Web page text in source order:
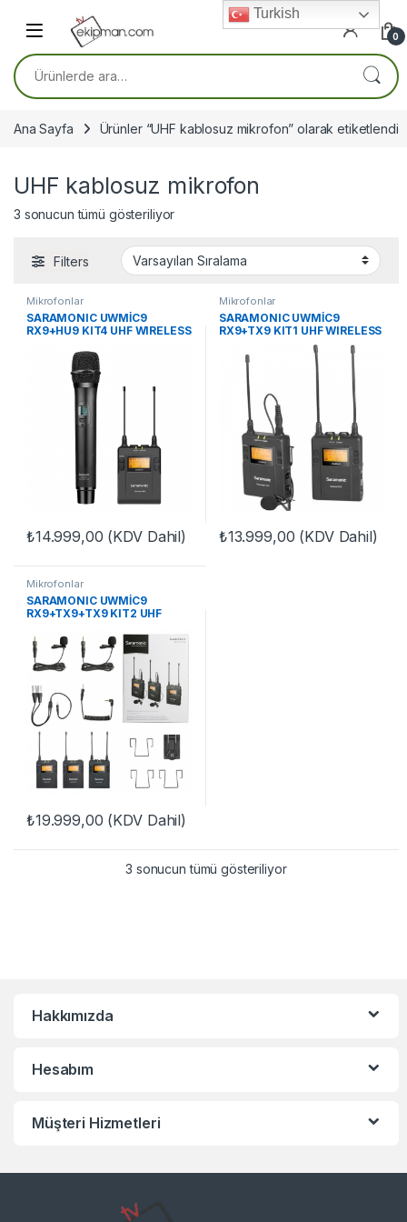
0
Ara:
Ana Sayfa Ürünler “UHF kablosuz mikrofon” olarak etiketlendi
UHF kablosuz mikrofon
3 sonucun tümü gösteriliyor
Filters
Mikrofonlar
SARAMONIC UWMİC9
RX9+HU9 KIT4 UHF WIRELESS
₺14.999,00 (KDV Dahil)
Mikrofonlar
SARAMONIC UWMİC9
RX9+TX9 KIT1 UHF WIRELESS
₺13.999,00 (KDV Dahil)
Mikrofonlar
SARAMONIC UWMİC9
RX9+TX9+TX9 KIT2 UHF
₺19.999,00 (KDV Dahil)
3 sonucun tümü gösteriliyor
Hakkımızda
Hesabım
Müşteri Hizmetleri
Turkish